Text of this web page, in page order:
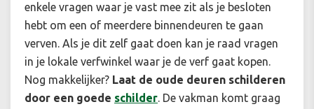
enkele vragen waar je vast mee zit als je besloten
hebt om een of meerdere binnendeuren te gaan
verven. Als je dit zelf gaat doen kan je raad vragen
in je lokale verfwinkel waar je de verf gaat kopen.
Nog makkelijker? Laat de oude deuren schilderen
door een goede schilder. De vakman komt graag